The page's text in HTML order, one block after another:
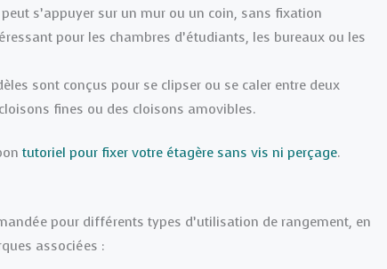
s’appuyer sur un mur ou un coin, sans fixation
pour les chambres d’étudiants, les bureaux ou les
sont conçus pour se clipser ou se caler entre deux
fines ou des cloisons amovibles.
tutoriel pour fixer votre étagère sans vis ni perçage.
pour différents types d’utilisation de rangement, en
associées :